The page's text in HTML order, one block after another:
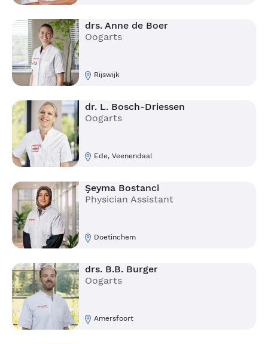
drs. Anne de Boer
Oogarts
Rijswijk
dr. L. Bosch-Driessen
Oogarts
Ede, Veenendaal
Şeyma Bostanci
Physician Assistant
Doetinchem
drs. B.B. Burger
Oogarts
Amersfoort